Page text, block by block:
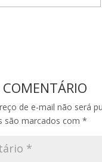
COMENTÁRIO
de e-mail não será
são marcados com *